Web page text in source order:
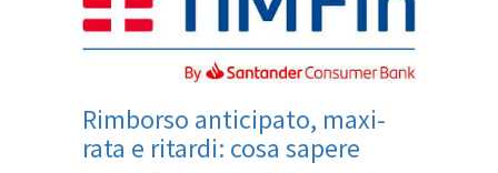
Rimborso anticipato, maxi-
rata e ritardi: cosa sapere